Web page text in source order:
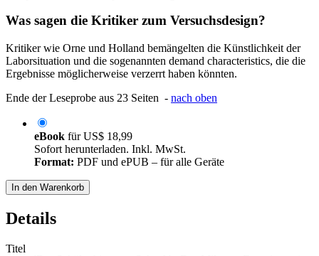
Was sagen die Kritiker zum Versuchsdesign?
Kritiker wie Orne und Holland bemängelten die Künstlichkeit der
Laborsituation und die sogenannten demand characteristics, die die
Ergebnisse möglicherweise verzerrt haben könnten.
Ende der Leseprobe aus 23 Seiten - nach oben
eBook fürUS$ 18,99
Sofort herunterladen. Inkl. MwSt.
Format: PDF und ePUB – für alle Geräte
In den Warenkorb
Details
Titel